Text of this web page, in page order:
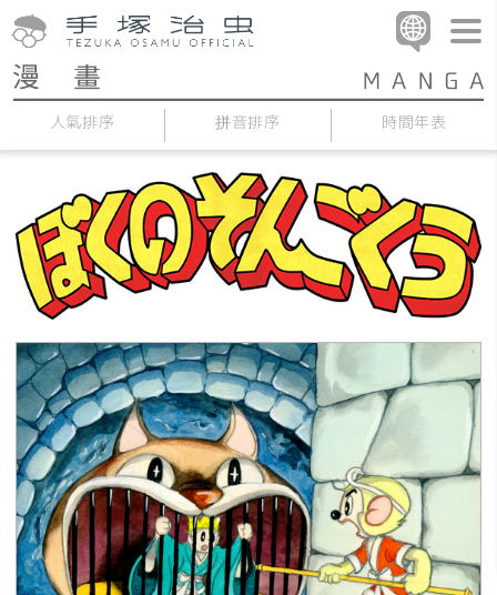
人氣排序 拼音排序 時間年表